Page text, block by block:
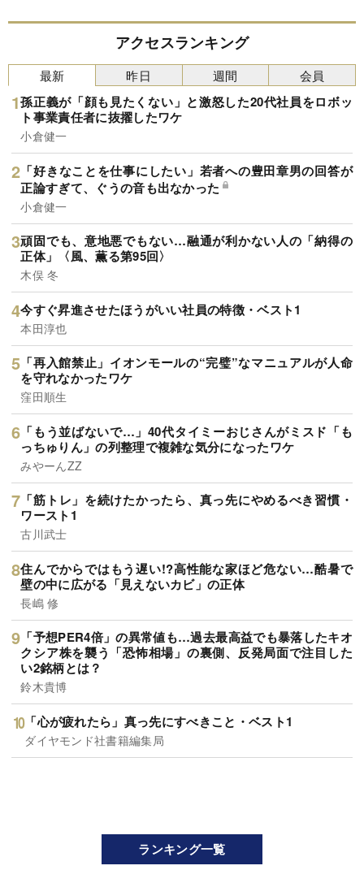
アクセスランキング
最新
孫正義が「顔も見たくない」と激怒した20代社員をロボッ
ト事業責任者に抜擢したワケ
小倉健一
「好きなことを仕事にしたい」若者への豊田章男の回答が
正論すぎて、ぐうの音も出なかった
小倉健一
頑固でも、意地悪でもない…融通が利かない人の「納得の
正体」〈風、薫る第95回〉
木俣 冬
今すぐ昇進させたほうがいい社員の特徴・ベスト1
本田淳也
「再入館禁止」イオンモールの“完璧”なマニュアルが人命
を守れなかったワケ
窪田順生
「もう並ばないで…」40代タイミーおじさんがミスド「も
っちゅりん」の列整理で複雑な気分になったワケ
みやーんZZ
「筋トレ」を続けたかったら、真っ先にやめるべき習慣・
ワースト1
古川武士
住んでからではもう遅い!?高性能な家ほど危ない…酷暑で
壁の中に広がる「見えないカビ」の正体
長嶋 修
「予想PER4倍」の異常値も…過去最高益でも暴落したキオ
クシア株を襲う「恐怖相場」の裏側、反発局面で注目した
い2銘柄とは？
鈴木貴博
「心が疲れたら」真っ先にすべきこと・ベスト1
ダイヤモンド社書籍編集局
昨日 週間 会員
ランキング一覧